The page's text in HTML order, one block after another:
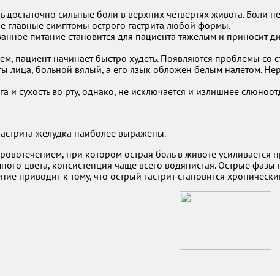
достаточно сильные боли в верхних четвертях живота.
главные симптомы острого гастрита любой формы.
питание становится для пациента тяжелым и приносит
пациент начинает быстро худеть. Появляются проблемы со
лица, больной вялый, а его язык обложен белым налетом.
и сухость во рту, однако, не исключается и излишнее
желудка наиболее выражены.
при котором острая боль в животе
цвета, консистенция чаще всего водянистая. Острые
приводит к тому, что острый гастрит становится